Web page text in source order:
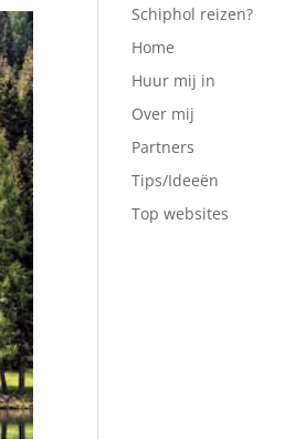
Schiphol reizen?
Home
Huur mij in
Over mij
Partners
Tips/Ideeën
Top websites